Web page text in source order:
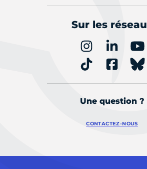
Sur les
Une question ?
CONTACTEZ-NOUS